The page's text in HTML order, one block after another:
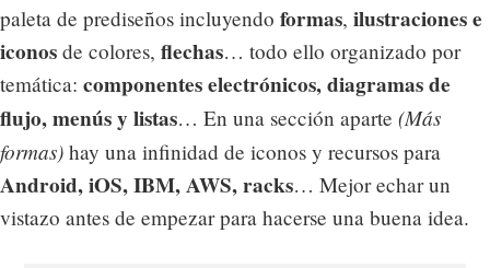
paleta de prediseños incluyendo formas, ilustraciones e
iconos de colores, flechas… todo ello organizado por
temática: componentes electrónicos, diagramas de
flujo, menús y listas… En una sección aparte (Más
formas) hay una infinidad de iconos y recursos para
Android, iOS, IBM, AWS, racks… Mejor echar un
vistazo antes de empezar para hacerse una buena idea.